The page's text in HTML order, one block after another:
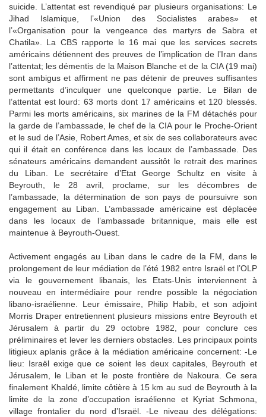
suicide. L’attentat est revendiqué par plusieurs organisations: Le
Jihad Islamique, l’«Union des Socialistes arabes» et
l’«Organisation pour la vengeance des martyrs de Sabra et
Chatila». La CBS rapporte le 16 mai que les services secrets
américains détiennent des preuves de l’implication de l’Iran dans
l’attentat; les démentis de la Maison Blanche et de la CIA (19 mai)
sont ambigus et affirment ne pas détenir de preuves suffisantes
permettants d’inculquer une quelconque partie. Le Bilan de
l’attentat est lourd: 63 morts dont 17 américains et 120 blessés.
Parmi les morts américains, six marines de la FM détachés pour
la garde de l’ambassade, le chef de la CIA pour le Proche-Orient
et le sud de l’Asie, Robert Ames, et six de ses collaborateurs avec
qui il était en conférence dans les locaux de l’ambassade. Des
sénateurs américains demandent aussitôt le retrait des marines
du Liban. Le secrétaire d’Etat George Schultz en visite à
Beyrouth, le 28 avril, proclame, sur les décombres de
l’ambassade, la détermination de son pays de poursuivre son
engagement au Liban. L’ambassade américaine est déplacée
dans les locaux de l’ambassade britannique, mais elle est
maintenue à Beyrouth-Ouest.
Activement engagés au Liban dans le cadre de la FM, dans le
prolongement de leur médiation de l’été 1982 entre Israël et l’OLP
via le gouvernement libanais, les Etats-Unis interviennent à
nouveau en intermédiaire pour rendre possible la négociation
libano-israélienne. Leur émissaire, Philip Habib, et son adjoint
Morris Draper entretiennent plusieurs missions entre Beyrouth et
Jérusalem à partir du 29 octobre 1982, pour conclure ces
préliminaires et lever les derniers obstacles. Les principaux points
litigieux aplanis grâce à la médiation américaine concernent: -Le
lieu: Israël exige que ce soient les deux capitales, Beyrouth et
Jérusalem, le Liban et le poste frontière de Nakoura. Ce sera
finalement Khaldé, limite côtière à 15 km au sud de Beyrouth à la
limite de la zone d’occupation israélienne et Kyriat Schmona,
village frontalier du nord d’Israël. -Le niveau des délégations: